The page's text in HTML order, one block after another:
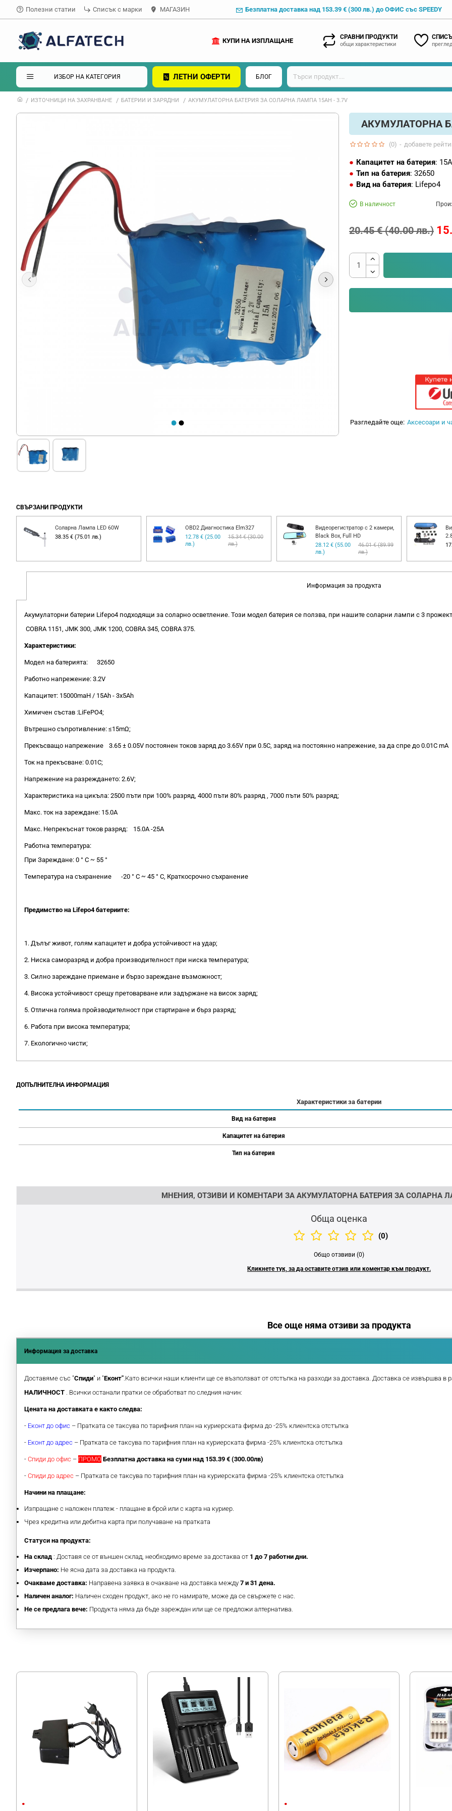
Полезни статии Списък с марки МАГАЗИН Безплатна доставка над 153.39 € (300 лв.) до ОФИС със SPEEDY
СРАВНИ ПРОДУКТИ
общи характеристики
КУПИ НА ИЗПЛАЩАНЕ
ИЗБОР НА КАТЕГОРИЯ ЛЕТНИ ОФЕРТИ БЛОГ
ИЗТОЧНИЦИ НА ЗАХРАНВАНЕ БАТЕРИИ И ЗАРЯДНИ АКУМУЛАТОРНА БАТЕРИЯ ЗА СОЛАРНА ЛАМПА 15AH - 3.7V
АКУМУЛАТОРНА
Капацитет на батерия:
Тип на батерия: 32650
Вид на батерия: Lifepo4
В наличност
(0) - добавете
20.45 € (40.00 лв.)
Разгледайте още: Аксесоари и
СВЪРЗАНИ ПРОДУКТИ
Соларна Лампа LED 60W
38.35 € (75.01 лв.)
OBD2 Диагностика Elm327
12.78 € (25.00
лв.)
15.34 € (30.00
лв.)
Видеорегистратор с 2 камери,
Black Box, Full HD
28.12 € (55.00
лв.)
46.01 € (89.99
лв.)
Информация за продукта
Акумулаторни батерии Lifepo4 подходящи за соларно осветление. Този модел батерия се ползва, при нашите соларни лампи с 3
COBRA 1151, JMK 300, JMK 1200, COBRA 345, COBRA 375.
Характеристики:
Модел на батерията: 32650
Работно напрежение: 3.2V
Капацитет: 15000maH / 15Ah - 3х5Ah
Химичен състав :LiFePO4;
Вътрешно съпротивление: ≤15mΩ;
Прекъсващо напрежение 3.65 ± 0.05V постоянен токов заряд до 3.65V при 0.5C, заряд на постоянно напрежение, за да спре до 0.01C mA
Ток на прекъсване: 0.01C;
Напрежение на разреждането: 2.6V;
Характеристика на цикъла: 2500 пъти при 100% разряд, 4000 пъти 80% разряд , 7000 пъти 50% разряд;
Макс. ток на зареждане: 15.0A
Макс. Непрекъснат токов разряд: 15.0А -25A
Работна температура:
При Зареждане: 0 ° C ~ 55 °
Температура на съхранение -20 ° C ~ 45 ° C, Краткосрочно съхранение
Предимство на Lifepo4 батериите:
1. Дълъг живот, голям капацитет и добра устойчивост на удар;
2. Ниска саморазряд и добра производителност при ниска температура;
3. Силно зареждане приемане и бързо зареждане възможност;
4. Висока устойчивост срещу претоварване или задържане на висок заряд;
5. Отлична голяма пройзводителност при стартиране и бърз разряд;
6. Работа при висока температура;
7. Екологично чисти;
ДОПЪЛНИТЕЛНА ИНФОРМАЦИЯ
Характеристики за батерии
Вид на батерия
Капацитет на батерия
Тип на батерия
МНЕНИЯ, ОТЗИВИ И КОМЕНТАРИ ЗА АКУМУЛАТОРНА БАТЕРИЯ ЗА СОЛАРНА
Обща оценка
(0)
Общо отзвиви (0)
Кликнете тук, за да оставите отзив или коментар към продукт.
Все още няма отзиви за продукта
Информация за доставка
Доставяме със "Спиди" и "Еконт".Като всички наши клиенти ще се възползват от отстъпка на разходи за доставка. Доставка се извършва в
НАЛИЧНОСТ . Всички останали пратки се обработват по следния начин:
Цената на доставката е както следва:
- Еконт до офис – Пратката се таксува по тарифния план на куриерската фирма до -25% клиентска отстъпка
- Еконт до адрес – Пратката се таксува по тарифния план на куриерската фирма -25% клиентска отстъпка
- Спиди до офис – ПРОМО Безплатна доставка на суми над 153.39 € (300.00лв)
- Спиди до адрес – Пратката се таксува по тарифния план на куриерската фирма -25% клиентска отстъпка
Начини на плащане:
Изпращане с наложен платеж - плащане в брой или с карта на куриер.
Чрез кредитна или дебитна карта при получаване на пратката
Статуси на продукта:
На склад : Доставя се от външен склад, необходимо време за достаква от 1 до 7 работни дни.
Изчерпано: Не ясна дата за доставка на продукта.
Очакваме доставка: Направена заявка в очакване на доставка между 7 и 31 дена.
Наличен аналог: Наличен сходен продукт, ако не го намирате, може да се свържете с нас.
Не се предлага вече: Продукта няма да бъде зареждан или ще се предложи алтернатива.